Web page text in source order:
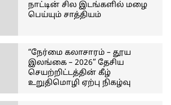
நாட்டின் சில இடங்களில் மழை
பெய்யும் சாத்தியம்
“நேர்மை கலாசாரம் – தூய
இலங்கை – 2026” தேசிய
செயற்றிட்டத்தின் கீழ்
உறுதிமொழி ஏற்பு நிகழ்வு